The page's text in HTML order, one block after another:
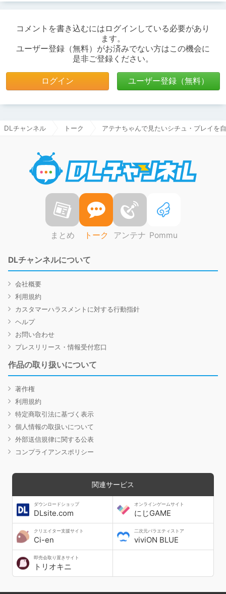
コメントを書き込むにはログインしている必要があり
ます。
ユーザー登録（無料）がお済みでない方はこの機会に
是非ご登録ください。
ログイン ユーザー登録（無料）
DLチャンネル トーク アテナちゃんで見たいシチュ・プレイを
まとめ トーク アンテナ Pommu
DLチャンネルについて
会社概要
利用規約
カスタマーハラスメントに対する行動指針
ヘルプ
お問い合わせ
プレスリリース・情報受付窓口
作品の取り扱いについて
著作権
利用規約
特定商取引法に基づく表示
個人情報の取扱いについて
外部送信規律に関する公表
コンプライアンスポリシー
関連サービス
ダウンロードショップ
DLsite.com
オンラインゲームサイト
にじGAME
クリエイター支援サイト
Ci-en
二次元バラエティストア
viviON BLUE
即売会取り置きサイト
トリオキニ